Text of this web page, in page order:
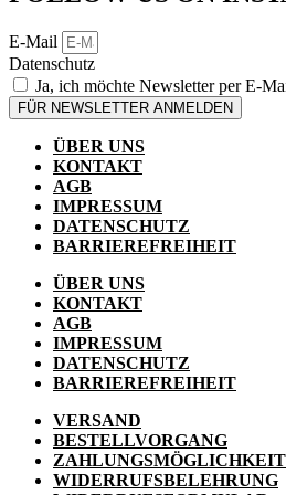
E-Mail
Datenschutz
Ja, ich möchte Newsletter per E-
FÜR NEWSLETTER ANMELDEN
ÜBER UNS
KONTAKT
AGB
IMPRESSUM
DATENSCHUTZ
BARRIEREFREIHEIT
ÜBER UNS
KONTAKT
AGB
IMPRESSUM
DATENSCHUTZ
BARRIEREFREIHEIT
VERSAND
BESTELLVORGANG
WIDERRUFSBELEHRUNG